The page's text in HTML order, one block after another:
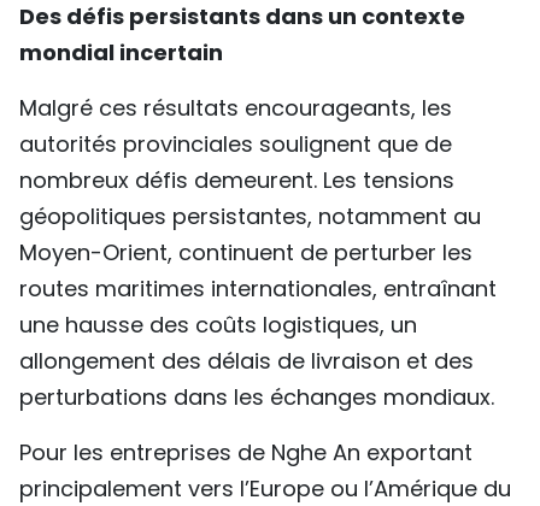
Des défis persistants dans un contexte
mondial incertain
Malgré ces résultats encourageants, les
autorités provinciales soulignent que de
nombreux défis demeurent. Les tensions
géopolitiques persistantes, notamment au
Moyen-Orient, continuent de perturber les
routes maritimes internationales, entraînant
une hausse des coûts logistiques, un
allongement des délais de livraison et des
perturbations dans les échanges mondiaux.
Pour les entreprises de Nghe An exportant
principalement vers l’Europe ou l’Amérique du